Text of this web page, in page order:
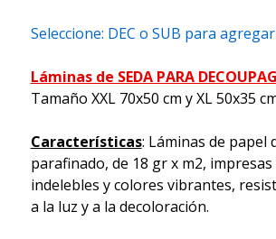
Seleccione: DEC o SUB para
Láminas de SEDA PARA
Tamaño XXL 70x50 cm y XL 50x35
Características: Láminas de papel
parafinado, de 18 gr x m2,
indelebles y colores vibrantes,
a la luz y a la decoloración.